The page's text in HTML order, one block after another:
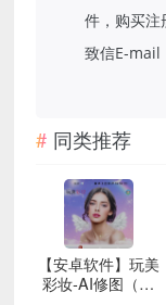
件，购买注
致信E-mail
同类推荐
【安卓软件】玩美
彩妆-AI修图（解